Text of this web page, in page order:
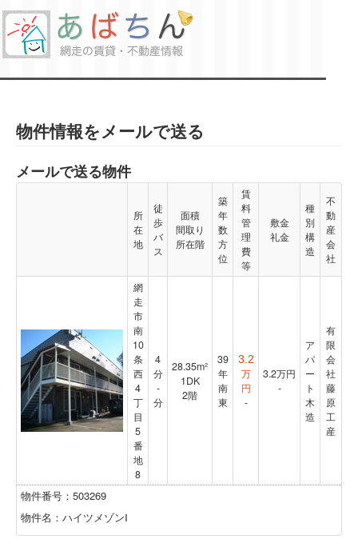
物件情報をメールで送る
メールで送る物件
所
在
地
徒
歩
バ
ス
面積
間取り
所在階
築
年
数
方
位
賃
料
管
理
費
等
敷金
礼金
種
別
構
造
不
動
産
会
社
網
走
市
南
10
条
西
4
丁
目
5
番
地
8
4
分
-
分
28.35m²
1DK
2階
39
年
南
東
3.2
万
円
-
3.2万円
-
ア
パ
ー
ト
木
造
有
限
会
社
藤
原
工
産
物件番号：503269
物件名：ハイツメゾンⅠ